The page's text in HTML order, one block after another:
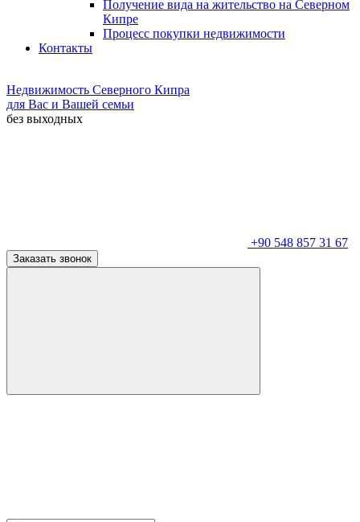
Получение вида на жительство на Северном
Кипре
Процесс покупки недвижимости
Контакты
Недвижимость Северного Кипра
для Вас и Вашей семьи
без выходных
+90 548 857 31 67
Заказать звонок